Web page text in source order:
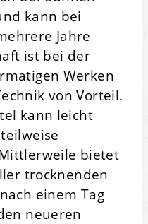
kann bei
Jahre
ist bei der
Werken
von Vorteil.
kann leicht
bietet
trocknenden
einem Tag
neueren